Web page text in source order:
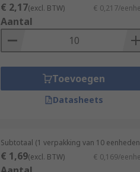
€ 2,17(excl. BTW) € 0,217/
Aantal
Toevoegen
Datasheets
Subtotaal (1 verpakking van 10
€ 1,69(excl. BTW) € 0,169/